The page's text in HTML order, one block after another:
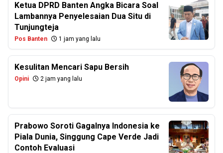
Ketua DPRD Banten Angka Bicara Soal
Lambannya Penyelesaian Dua Situ di
Tunjungteja
Pos Banten 1 jam yang lalu
Kesulitan Mencari Sapu Bersih
Opini 2 jam yang lalu
Prabowo Soroti Gagalnya Indonesia ke
Piala Dunia, Singgung Cape Verde Jadi
Contoh Evaluasi